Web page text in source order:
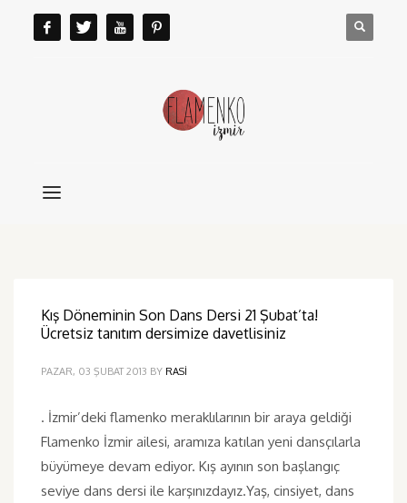
Kış Döneminin Son Dans Dersi 21 Şubat’ta!
Ücretsiz tanıtım dersimize davetlisiniz
PAZAR, 03 ŞUBAT 2013 BY RASI
. İzmir’deki flamenko meraklılarının bir araya geldiği
Flamenko İzmir ailesi, aramıza katılan yeni dansçılarla
büyümeye devam ediyor. Kış ayının son başlangıç
seviye dans dersi ile karşınızdayız.Yaş, cinsiyet, dans